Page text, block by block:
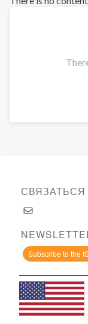
Subscribe to the